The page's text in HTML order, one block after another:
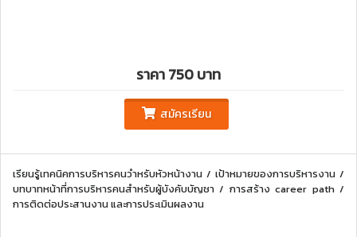
ราคา 750 บาท
สมัครเรียน
เรียนรู้เทคนิคการบริหารคนวำหรับหัวหน้างาน / เป้าหมายของการบริหารงาน /
บทบาทหน้าที่การบริหารคนสำหรับผู้บังคับบัญชา / การสร้าง career path /
การติดต่อประสานงาน และการประเมินผลงาน